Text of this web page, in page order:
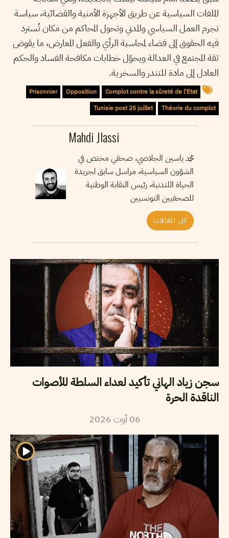
الملفات السياسية عن طريق الأجهزة الأمنية والقضائية، سياسة
تجرم العمل السياسي والمدني وتحول المحاكم من مكان تُسترد
فيه الحقوق إلى فضاء لمحاسبة الرأي والفعل المعارض، ما يقوض
ثقة المجتمع في العدالة ويحوّل خطابات مكافحة الفساد والحكم
العادل إلى مادة للتندر والسخرية.
Complot contre la sûreté de l'Etat
Opposition
Prisonnier
Théorie du complot
Tunisie post 25 juillet
Mahdi Jlassi
محمد ياسين الجلاصي، صحفي مختص في
الشؤون السياسية، مراسل سابق لجريدة
الحياة اللندنية، رئيس النقابة الوطنية
للصحفيين التونسيين
كل المقالات
سجن زياد الهاني تأكيد لعداء السلطة للأصوات
الناقدة الحرة
06 أوت2026